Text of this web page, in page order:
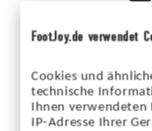
FootJoy.de verwendet
Cookies und
technische
Ihnen verwendeten
IP-Adresse Ihrer
Be the